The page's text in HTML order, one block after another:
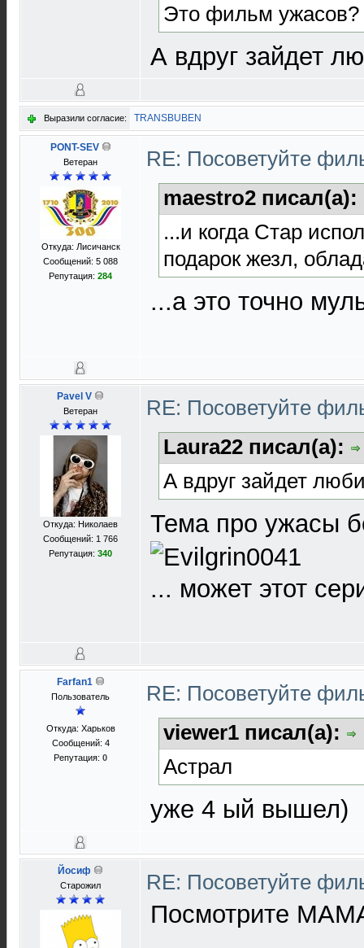
Это фильм ужасов?
А вдруг зайдет
Выразили согласие: TRANSBUBEN
PONT-SEV
Ветеран
Откуда: Лисичанск
Сообщений: 5 088
Репутация: 284
RE: Посоветуйте
maestro2 писал(а):
...и когда Стар
подарок жезл,
...а это точно
Pavel V
Ветеран
Откуда: Николаев
Сообщений: 1 766
Репутация: 340
RE: Посоветуйте
Laura22 писал(а):
А вдруг зайдет
Тема про ужасы
... может этот
Farfan1
Пользователь
Откуда: Харьков
Сообщений: 4
Репутация: 0
RE: Посоветуйте
viewer1 писал(а):
Астрал
уже 4 ый вышел)
Йосиф
Старожил RE: Посоветуйте
Посмотрите